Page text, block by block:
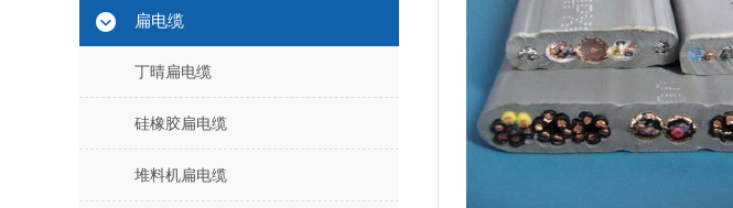
扁电缆
丁晴扁电缆
硅橡胶扁电缆
堆料机扁电缆